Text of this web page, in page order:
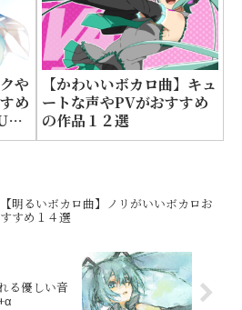
や
め
【かわいいボカロ曲】キュ
ートな声やPVがおすすめ
の作品１２選
【明るいボカロ曲】ノリがいいボカロお
すすめ１４選
る優しい音